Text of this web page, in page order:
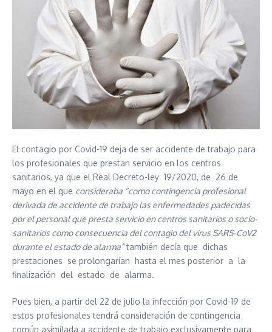
El contagio por Covid-19 deja de ser accidente de trabajo para
los profesionales que prestan servicio en los centros
sanitarios, ya que el Real Decreto-ley 19/2020, de 26 de
mayo en el que consideraba “como contingencia profesional
derivada de accidente de trabajo las enfermedades padecidas
por el personal que presta servicio en centros sanitarios o socio-
sanitarios como consecuencia del contagio del virus SARS-CoV2
durante el estado de alarma”también decía que dichas
prestaciones se prolongarían hasta el mes posterior a la
finalización del estado de alarma.
Pues bien, a partir del 22 de julio la infección por Covid-19 de
estos profesionales tendrá consideración de contingencia
común asimilada a accidente de trabajo exclusivamente para